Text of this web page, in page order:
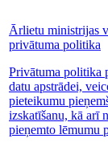
Ārlietu ministrijas
privātuma politika
Privātuma politika
datu apstrādei,
pieteikumu
izskatīšanu, kā arī
pieņemto lēmumu